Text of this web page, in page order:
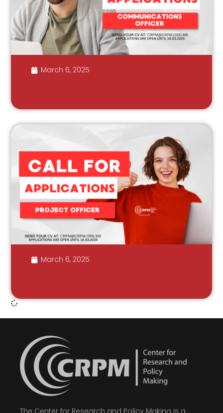
March 6, 2025
March 6, 2025